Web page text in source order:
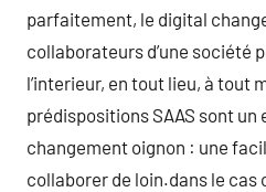
parfaitement, le digital
collaborateurs d’une société
l’interieur, en tout lieu, à tout
prédispositions SAAS sont un
changement oignon : une
collaborer de loin.dans le cas